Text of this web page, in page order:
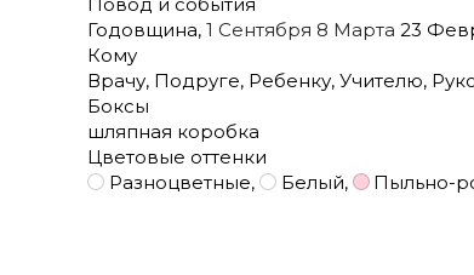
Годовщина, 1 Сентября 8 Марта 23
Кому
Врачу, Подруге, Ребенку, Учителю,
Боксы
шляпная коробка
Цветовые оттенки
Разноцветные, Белый, Пыльно-